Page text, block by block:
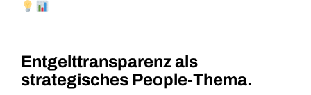
Entgelttransparenz als
strategisches People-Thema.